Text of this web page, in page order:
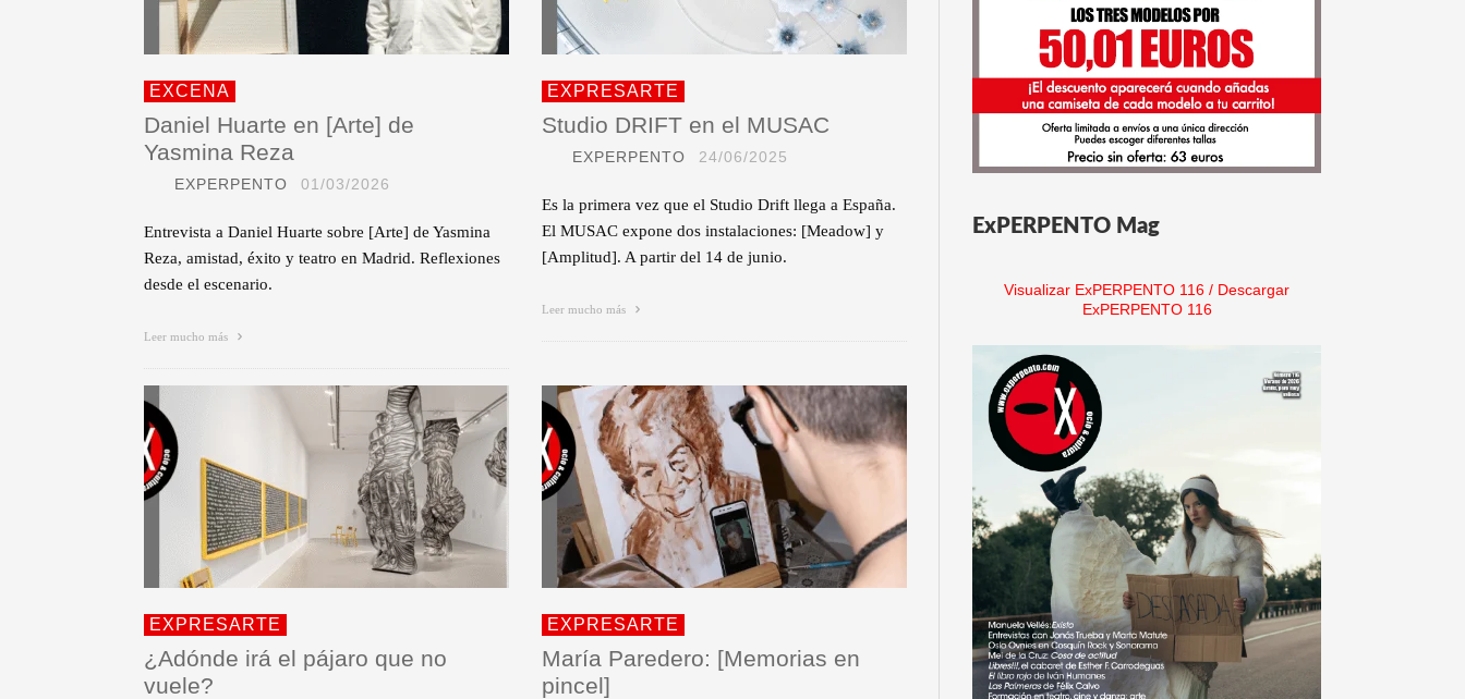
EXCENA
Daniel Huarte en [Arte] de
Yasmina Reza
EXPERPENTO 01/03/2026
Entrevista a Daniel Huarte sobre [Arte] de Yasmina
Reza, amistad, éxito y teatro en Madrid. Reflexiones
desde el escenario.
Leer mucho más
EXPRESARTE
Studio DRIFT en el MUSAC
EXPERPENTO 24/06/2025
Es la primera vez que el Studio Drift llega a España.
El MUSAC expone dos instalaciones: [Meadow] y
[Amplitud]. A partir del 14 de junio.
Leer mucho más
EXPRESARTE
¿Adónde irá el pájaro que no
vuele?
EXPRESARTE
María Paredero: [Memorias en
pincel]
ExPERPENTO Mag
Visualizar ExPERPENTO 116 / Descargar
ExPERPENTO 116